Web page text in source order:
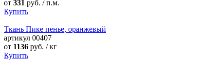
от 331 руб. / п.м.
Купить
Ткань Пике пенье, оранжевый
артикул 00407
от 1136 руб. / кг
Купить